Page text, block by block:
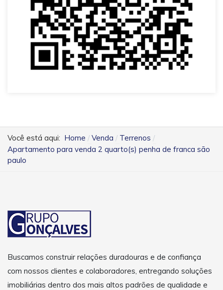
Você está aqui: Home Venda
Terrenos
Apartamento para venda 2 quarto(s) penha de franca são
paulo
Buscamos construir relações duradouras e de confiança
com nossos clientes e colaboradores, entregando soluções
imobiliárias dentro dos mais altos padrões de qualidade e